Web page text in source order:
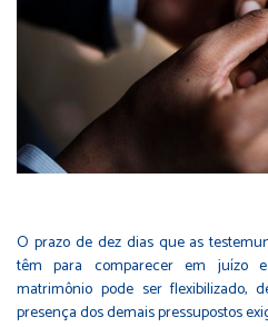
O prazo de dez dias que as
têm para comparecer em juízo
matrimônio pode ser flexibilizado,
presença dos demais pressupostos